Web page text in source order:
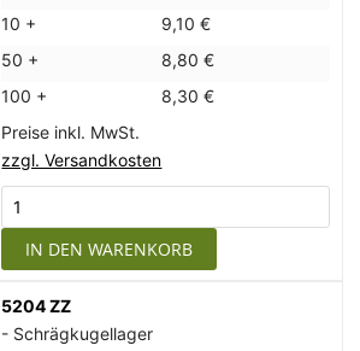
10 +
9,10 €
50 +
8,80 €
100 +
8,30 €
Preise inkl. MwSt.
zzgl. Versandkosten
IN DEN WARENKORB
5204 ZZ
- Schrägkugellager